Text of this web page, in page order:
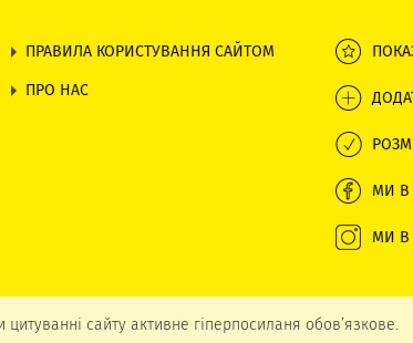
ПРАВИЛА КОРИСТУВАННЯ САЙТОМ
ПРО НАС
МИ В
МИ В
сайту активне гіперпосиланя обов’язкове.